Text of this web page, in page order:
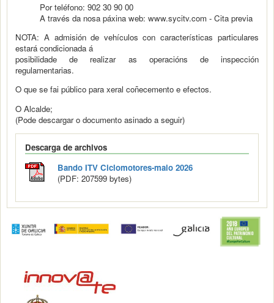
Por teléfono: 902 30 90 00
A través da nosa páxina web: www.sycitv.com - Cita previa
NOTA: A admisión de vehículos con características particulares
estará condicionada á
posibilidade de realizar as operacións de inspección
regulamentarias.
O que se fai público para xeral coñecemento e efectos.
O Alcalde;
(Pode descargar o documento asinado a seguir)
Descarga de archivos
Bando ITV Ciclomotores-maio 2026
(PDF: 207599 bytes)